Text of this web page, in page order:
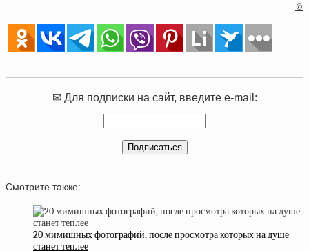
©
✉ Для подписки на сайт, введите e-mail:
Смотрите также:
20 мимишных фотографий, после просмотра которых на душе
станет теплее